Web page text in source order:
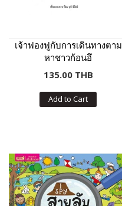
เจ้าฟองฟูกับการเดินทางตาม
หาชาวก้อนอึ
135.00 THB
Add to Cart